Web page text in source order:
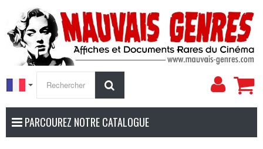
Mon
PARCOUREZ NOTRE CATALOGUE